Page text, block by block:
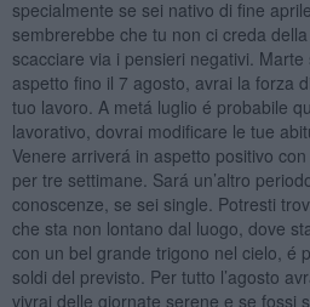
specialmente se sei nativo di fine
sembrerebbe che tu non ci creda
scacciare via i pensieri negativi.
aspetto fino il 7 agosto, avrai la forza
tuo lavoro. A metá luglio é probabile
lavorativo, dovrai modificare le tue
Venere arriverá in aspetto positivo
per tre settimane. Sará un’altro
conoscenze, se sei single. Potresti
che sta non lontano dal luogo, dove
con un bel grande trigono nel cielo, é
soldi del previsto. Per tutto l’agosto
vivrai delle giornate serene e se fossi